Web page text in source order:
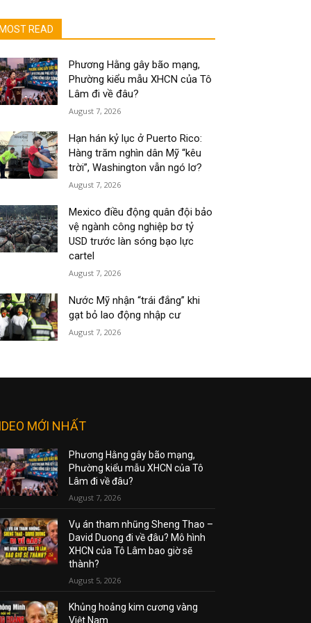
MOST READ
Phương Hằng gây bão mạng,
Phường kiểu mẫu XHCN của Tô
Lâm đi về đâu?
August 7, 2026
Hạn hán kỷ lục ở Puerto Rico:
Hàng trăm nghìn dân Mỹ “kêu
trời”, Washington vẫn ngó lơ?
August 7, 2026
Mexico điều động quân đội bảo
vệ ngành công nghiệp bơ tỷ
USD trước làn sóng bạo lực
cartel
August 7, 2026
Nước Mỹ nhận “trái đắng” khi
gạt bỏ lao động nhập cư
August 7, 2026
MỚI NHẤT
Phương Hằng gây bão mạng,
Phường kiểu mẫu XHCN của Tô
Lâm đi về đâu?
August 7, 2026
Vụ án tham nhũng Sheng Thao –
David Duong đi về đâu? Mô hình
XHCN của Tô Lâm bao giờ sẽ
thành?
August 5, 2026
Khủng hoảng kim cương vàng
Việt Nam